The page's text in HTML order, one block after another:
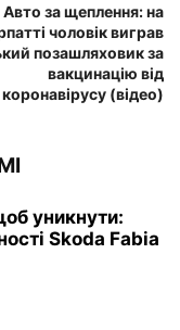
Авто за щеплення: на
чоловік виграв
позашляховик за
вакцинацію від
коронавірусу (відео)
уникнути:
Skoda Fabia